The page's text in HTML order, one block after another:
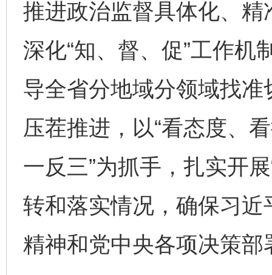
推进政治监督具体化、
深化“知、督、促”工作机
导全省分地域分领域找
压茬推进，以“看态度、
一反三”为抓手，扎实开
转和落实情况，确保习
精神和党中央各项决策